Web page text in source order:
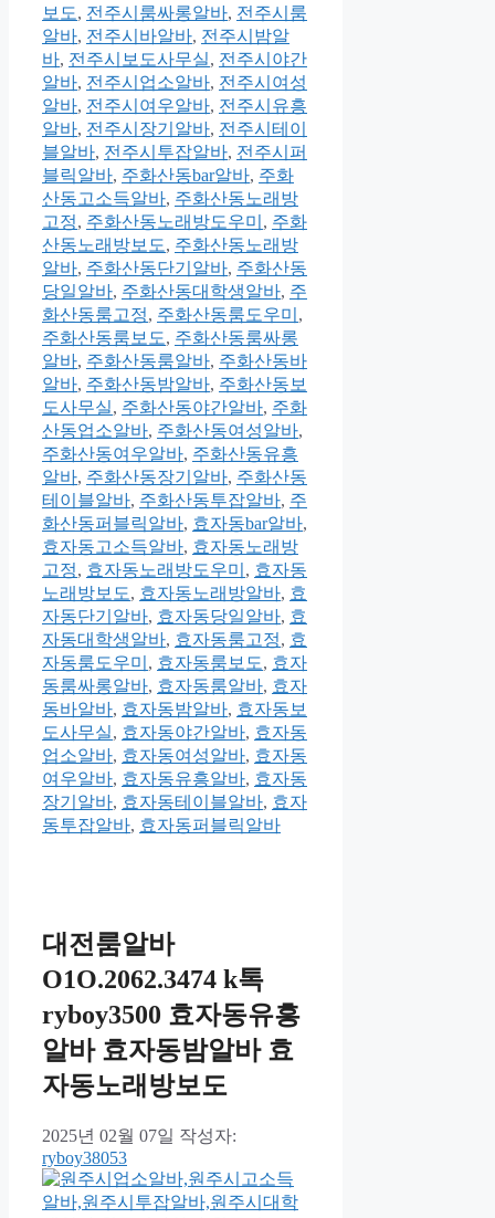
보도, 전주시룸싸롱알바, 전주시룸
알바, 전주시바알바, 전주시밤알
바, 전주시보도사무실, 전주시야간
알바, 전주시업소알바, 전주시여성
알바, 전주시여우알바, 전주시유흥
알바, 전주시장기알바, 전주시테이
블알바, 전주시투잡알바, 전주시퍼
블릭알바, 주화산동bar알바, 주화
산동고소득알바, 주화산동노래방
고정, 주화산동노래방도우미 , 주화
산동노래방보도, 주화산동노래방
알바, 주화산동단기알바, 주화산동
당일알바, 주화산동대학생알바, 주
화산동룸고정, 주화산동룸도우미 ,
주화산동룸보도, 주화산동룸싸롱
알바, 주화산동룸알바, 주화산동바
알바, 주화산동밤알바, 주화산동보
도사무실, 주화산동야간알바, 주화
산동업소알바, 주화산동여성알바,
주화산동여우알바, 주화산동유흥
알바, 주화산동장기알바, 주화산동
테이블알바, 주화산동투잡알바, 주
화산동퍼블릭알바, 효자동bar알바,
효자동고소득알바, 효자동노래방
고정, 효자동노래방도우미 , 효자동
노래방보도, 효자동노래방알바, 효
자동단기알바, 효자동당일알바, 효
자동대학생알바, 효자동룸고정, 효
자동룸도우미 , 효자동룸보도, 효자
동룸싸롱알바, 효자동룸알바, 효자
동바알바, 효자동밤알바, 효자동보
도사무실, 효자동야간알바, 효자동
업소알바, 효자동여성알바, 효자동
여우알바, 효자동유흥알바, 효자동
장기알바, 효자동테이블알바, 효자
동투잡알바, 효자동퍼블릭알바
대전룸알바
O1O.2062.3474 k톡
ryboy3500 효자동유흥
알바 효자동밤알바 효
자동노래방보도
2025년 02월 07일 작성자:
ryboy38053